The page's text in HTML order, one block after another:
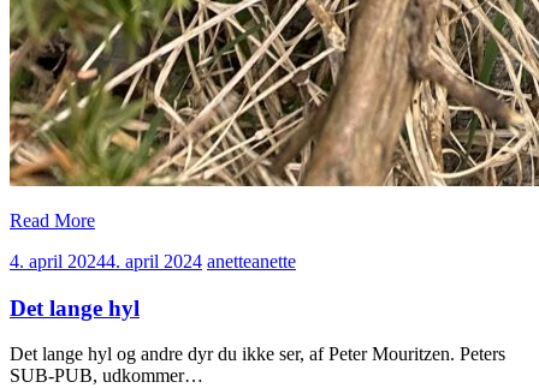
Read More
4. april 20244. april 2024 anetteanette
Det lange hyl
Det lange hyl og andre dyr du ikke ser, af Peter Mouritzen. Peters
SUB-PUB, udkommer…